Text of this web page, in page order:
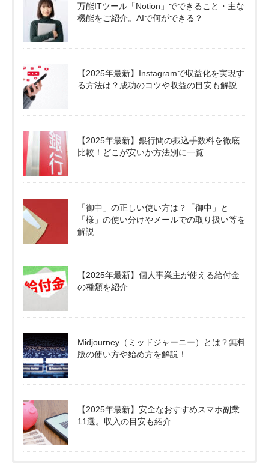
万能ITツール「Notion」でできること・主な
機能をご紹介。AIで何ができる？
【2025年最新】Instagramで収益化を実現す
る方法は？成功のコツや収益の目安も解説
【2025年最新】銀行間の振込手数料を徹底
比較！どこが安いか方法別に一覧
「御中」の正しい使い方は？「御中」と
「様」の使い分けやメールでの取り扱い等を
解説
【2025年最新】個人事業主が使える給付金
の種類を紹介
Midjourney（ミッドジャーニー）とは？無料
版の使い方や始め方を解説！
【2025年最新】安全なおすすめスマホ副業
11選。収入の目安も紹介